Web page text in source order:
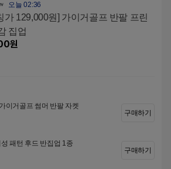
오늘 02:36
가 129,000원] 가이거골프 반팔 프린
집업
원
이거골프 썸머 반팔 자켓
구매하기
패턴 후드 반집업 1종
구매하기